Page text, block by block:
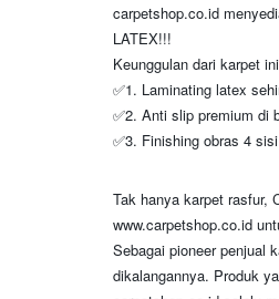
carpetshop.co.id
LATEX!!!
Keunggulan dari karpet
✅1. Laminating latex
✅2. Anti slip premium di
✅3. Finishing obras 4
Tak hanya karpet rasfur,
www.carpetshop.co.id
Sebagai pioneer penjual
dikalangannya. Produk